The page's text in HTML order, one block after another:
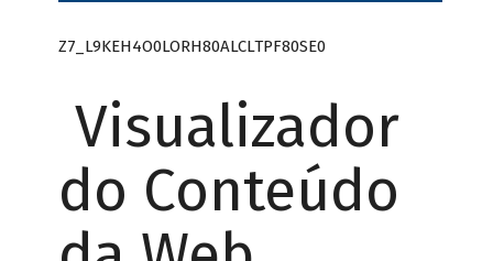
Z7_L9KEH4O0LORH80ALCLTPF80SE0
Visualizador
do Conteúdo